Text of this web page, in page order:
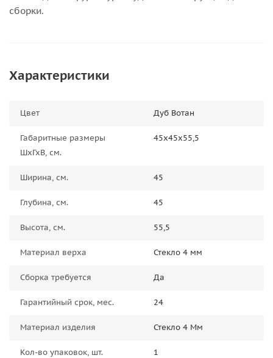
сборки.
Характеристики
Цвет Дуб Вотан
Габаритные размеры
ШхГхВ, см.
45х45х55,5
Ширина, см. 45
Глубина, см. 45
Высота, см. 55,5
Материал верха Стекло 4 мм
Сборка требуется Да
Гарантийный срок, мес. 24
Материал изделия Стекло 4 Мм
Кол-во упаковок, шт. 1